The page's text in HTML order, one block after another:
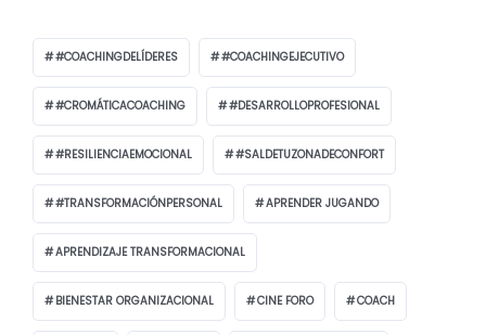
#COACHINGDELÍDERES #COACHINGEJECUTIVO
#CROMÁTICACOACHING #DESARROLLOPROFESIONAL
#RESILIENCIAEMOCIONAL #SALDETUZONADECONFORT
#TRANSFORMACIÓNPERSONAL APRENDER JUGANDO
APRENDIZAJE TRANSFORMACIONAL
BIENESTAR ORGANIZACIONAL CINE FORO COACH